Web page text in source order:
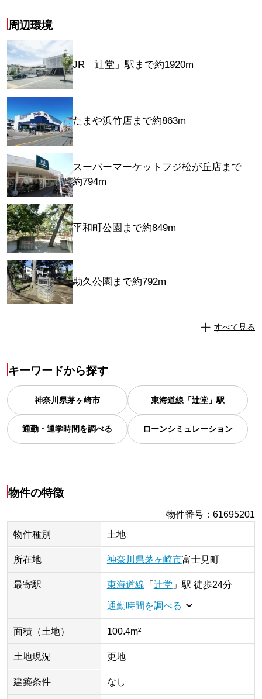
周辺環境
JR「辻堂」駅まで約1920m
たまや浜竹店まで約863m
スーパーマーケットフジ松が丘店まで
約794m
平和町公園まで約849m
勘久公園まで約792m
すべて見る
キーワードから探す
神奈川県茅ヶ崎市 東海道線「辻堂」駅
通勤・通学時間を調べる ローンシミュレーション
物件の特徴
物件番号 ：61695201
物件種別
土地
所在地 神奈川県茅ヶ崎市富士見町
最寄駅 東海道線 「 辻堂 」駅 徒歩24分
通勤時間を調べる
面積（土地） 100.4m²
土地現況 更地
建築条件 なし